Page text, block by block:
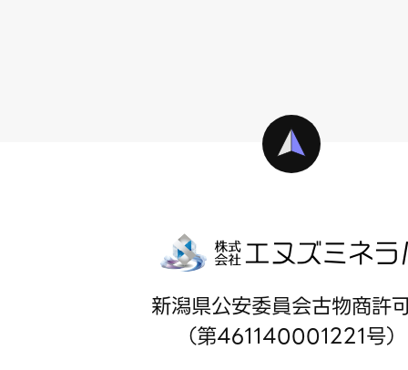
新潟県公安委員会古物商許
（第461140001221号）